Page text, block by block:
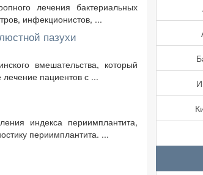
лечения бактериальных
инфекционистов, ...
пазухи
вмешательства, который
пациентов с ...
индекса периимплантита,
периимплантита. ...